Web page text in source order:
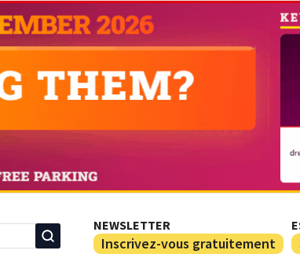
NEWSLETTER
Inscrivez-vous gratuitement